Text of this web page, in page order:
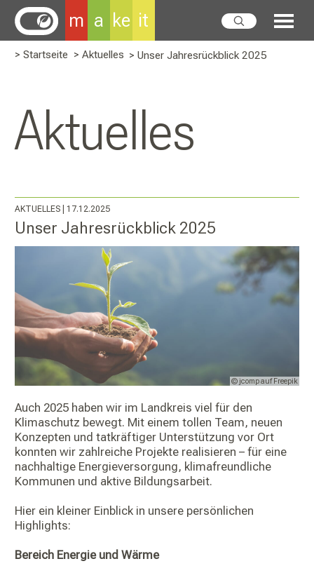
m a ke it
> Startseite > Aktuelles >Unser Jahresrückblick 2025
Aktuelles
AKTUELLES | 17.12.2025
Unser Jahresrückblick 2025
© jcomp auf Freepik
Auch 2025 haben wir im Landkreis viel für den
Klimaschutz bewegt. Mit einem tollen Team, neuen
Konzepten und tatkräftiger Unterstützung vor Ort
konnten wir zahlreiche Projekte realisieren – für eine
nachhaltige Energieversorgung, klimafreundliche
Kommunen und aktive Bildungsarbeit.
Hier ein kleiner Einblick in unsere persönlichen
Highlights:
Bereich Energie und Wärme